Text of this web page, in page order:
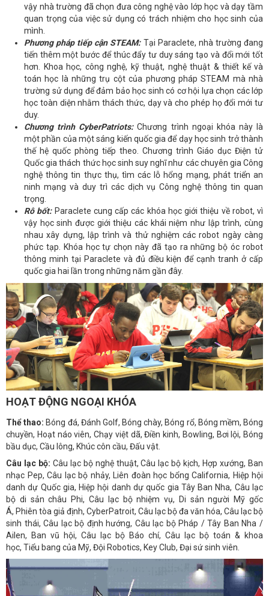
vậy nhà trường đã chọn đưa công nghệ vào lớp học và dạy tầm
quan trọng của việc sử dụng có trách nhiệm cho học sinh của
mình.
Phương pháp tiếp cận STEAM: Tại Paraclete, nhà trường đang
tiến thêm một bước để thúc đẩy tư duy sáng tạo và đổi mới tốt
hơn. Khoa học, công nghệ, kỹ thuật, nghệ thuật & thiết kế và
toán học là những trụ cột của phương pháp STEAM mà nhà
trường sử dụng để đảm bảo học sinh có cơ hội lựa chọn các lớp
học toàn diện nhằm thách thức, dạy và cho phép họ đổi mới tư
duy.
Chương trình CyberPatriots:Chương trình ngoại khóa này là
một phần của một sáng kiến ​​quốc gia để dạy học sinh trở thành
thế hệ quốc phòng tiếp theo. Chương trình Giáo dục Điện tử
Quốc gia thách thức học sinh suy nghĩ như các chuyên gia Công
nghệ thông tin thực thụ, tìm các lỗ hổng mạng, phát triển an
ninh mạng và duy trì các dịch vụ Công nghệ thông tin quan
trọng.
Rô bốt: Paraclete cung cấp các khóa học giới thiệu về robot, vì
vậy học sinh được giới thiệu các khái niệm như lập trình, cùng
nhau xây dựng, lập trình và thử nghiệm các robot ngày càng
phức tạp. Khóa học tự chọn này đã tạo ra những bộ óc robot
thông minh tại Paraclete và đủ điều kiện để cạnh tranh ở cấp
quốc gia hai lần trong những năm gần đây.
HOẠT ĐỘNG NGOẠI KHÓA
Thể thao: Bóng đá, Đánh Golf,Bóng chày,Bóng rổ, Bóng mềm, Bóng
chuyền, Hoạt náo viên, Chạy việt dã, Điền kinh, Bowling, Bơi lội, Bóng
bầu dục, Cầu lông, Khúc côn cầu, Đấu vật.
Câu lạc bộ: Câu lạc bộ nghệ thuật,Câu lạc bộ kịch, Hợp xướng, Ban
nhạc Pep, Câu lạc bộ nhảy,
Liên đoàn học bổng California, Hiệp hội
danh dự Quốc gia, Hiệp hội danh dự quốc gia Tây Ban Nha, Câu lạc
bộ di sản châu Phi, Câu lạc bộ nhiệm vụ,
Di sản người Mỹ gốc
Á, Phiên tòa giả định, CyberPatroit, Câu lạc bộ đa văn hóa, Câu lạc bộ
sinh thái,Câu lạc bộ định hướng, Câu lạc bộ Pháp / Tây Ban Nha /
Ailen,
Ban vũ hội, Câu lạc bộ Báo chí, Câu lạc bộ toán & khoa
học, Tiểu bang của Mỹ, Đội Robotics, Key Club, Đại sứ sinh viên.